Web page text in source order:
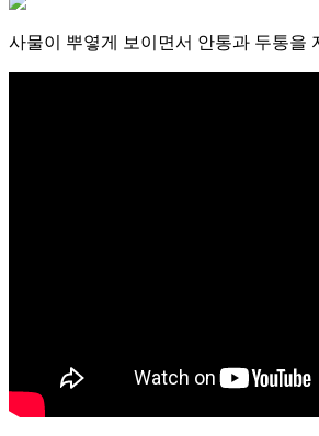
사물이 뿌옇게 보이면서 안통과 두통을